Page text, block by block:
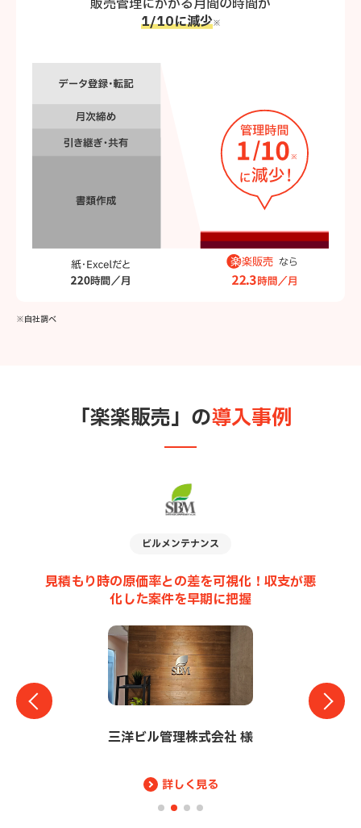
販売管理にかかる月間の時間が
1/10に減少※
※自社調べ
「楽楽販売」の導入事例
経営・組織コンサルティング
売上確定にかかる時間が半分に！拡張性が高
く、いろいろな業務を効率化
株式会社識学 様
詳しく見る